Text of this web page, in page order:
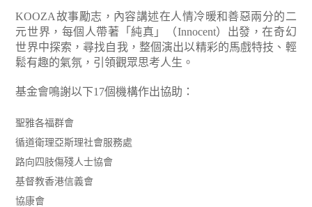
KOOZA故事勵志，內容講述在人情冷暖和善惡兩分的二
元世界，每個人帶著「純真」（Innocent）出發，在奇幻
世界中探索，尋找自我，整個演出以精彩的馬戲特技、輕
鬆有趣的氣氛，引領觀眾思考人生。
基金會鳴謝以下17個機構作出協助：
聖雅各福群會
循道衛理亞斯理社會服務處
路向四肢傷殘人士協會
基督教香港信義會
協康會